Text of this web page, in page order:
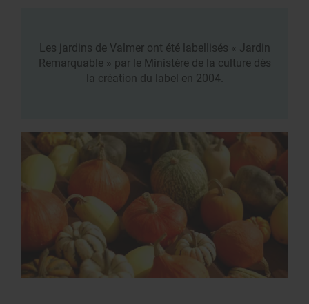
Les jardins de Valmer ont été labellisés « Jardin
Remarquable » par le Ministère de la culture dès
la création du label en 2004.